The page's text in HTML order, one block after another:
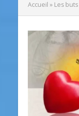
Accueil » Les